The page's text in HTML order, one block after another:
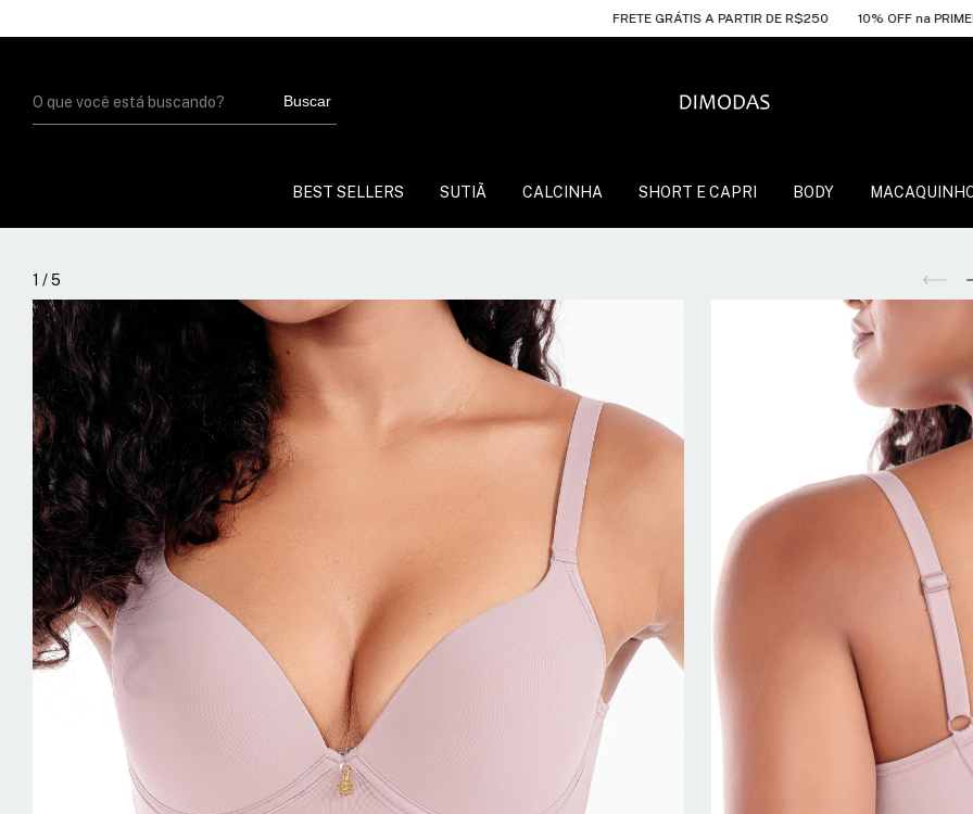
FRETE GRÁTIS A PARTIR DE R$250 10% OFF na PRIMEIRA COMPRA
Buscar
BEST SELLERS SUTIÃ CALCINHA SHORT E CAPRI BODY
1 /5